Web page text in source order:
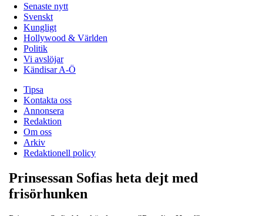
Senaste nytt
Svenskt
Kungligt
Hollywood & Världen
Politik
Vi avslöjar
Kändisar A-Ö
Tipsa
Kontakta oss
Annonsera
Redaktion
Om oss
Arkiv
Redaktionell policy
Prinsessan Sofias heta dejt med
frisörhunken